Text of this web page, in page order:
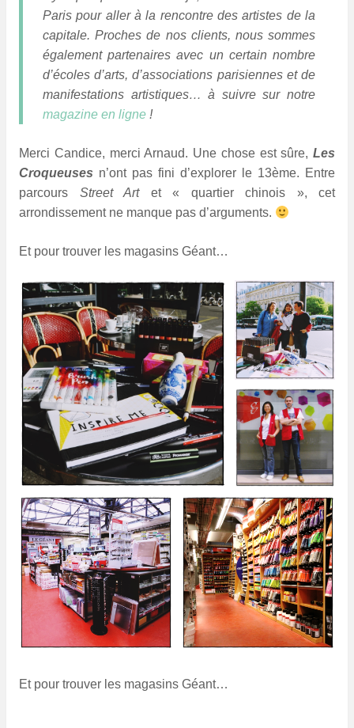
Paris pour aller à la rencontre des artistes de la
capitale.Proches de nos clients, nous sommes
également partenaires avec un certain nombre
d’écoles d’arts, d’associations parisiennes et de
manifestations artistiques… à suivre sur notre
magazine en ligne !
Merci Candice, merci Arnaud. Une chose est sûre, Les
Croqueuses n’ont pas fini d’explorer le 13ème. Entre
parcours Street Artet « quartier chinois », cet
arrondissement ne manque pas d’arguments.
Et pour trouver les magasins Géant…
Et pour trouver les magasins Géant…